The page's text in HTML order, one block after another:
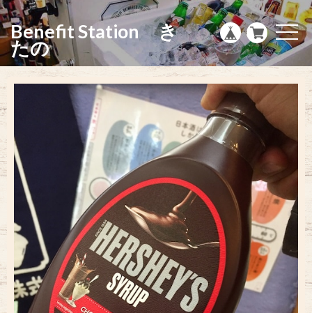
Benefit Station き
たの
t
o
g
g
e
g
o
g
l
e
n
a
v
i